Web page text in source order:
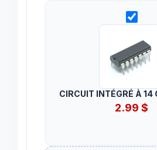
CIRCUIT INTÉGRÉ À 14
2.99 $